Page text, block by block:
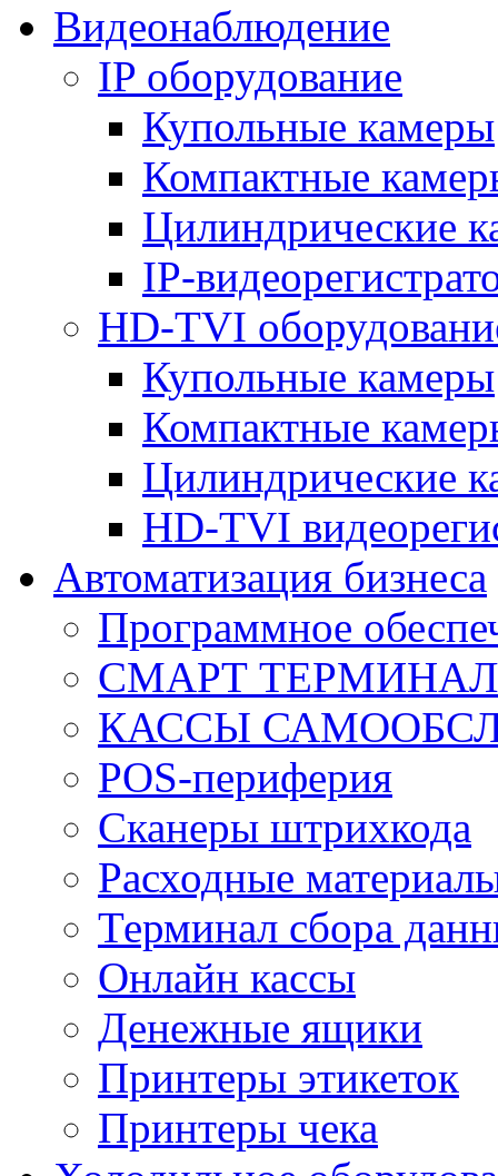
Видеонаблюдение
IP оборудование
Купольные камеры
Компактные
Цилиндрические
IP-
HD-TVI
Купольные камеры
Компактные
Цилиндрические
HD-TVI
Автоматизация бизнеса
Программное
СМАРТ
КАССЫ
POS-периферия
Сканеры штрихкода
Расходные
Терминал сбора
Онлайн кассы
Денежные ящики
Принтеры этикеток
Принтеры чека